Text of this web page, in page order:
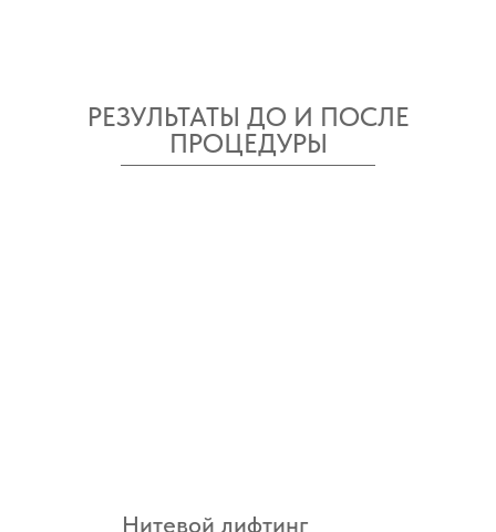
РЕЗУЛЬТАТЫ ДО И ПОСЛЕ
ПРОЦЕДУРЫ
Нитевой лифтинг